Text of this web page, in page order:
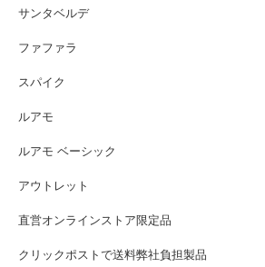
サンタベルデ
ファファラ
スパイク
ルアモ
ルアモ ベーシック
アウトレット
直営オンラインストア限定品
クリックポストで送料弊社負担製品